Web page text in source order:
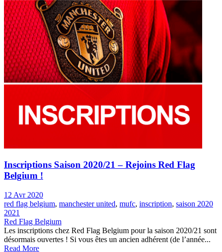
Inscriptions Saison 2020/21 – Rejoins Red Flag
Belgium !
12 Avr 2020
red flag belgium, manchester united, mufc, inscription, saison 2020
2021
Red Flag Belgium
Les inscriptions chez Red Flag Belgium pour la saison 2020/21 sont
désormais ouvertes ! Si vous êtes un ancien adhérent (de l’année...
Read More